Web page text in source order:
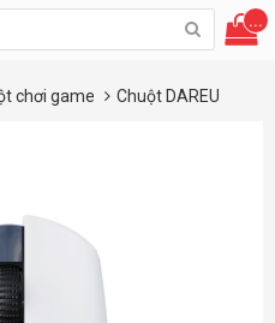
...
chơi game Chuột DAREU